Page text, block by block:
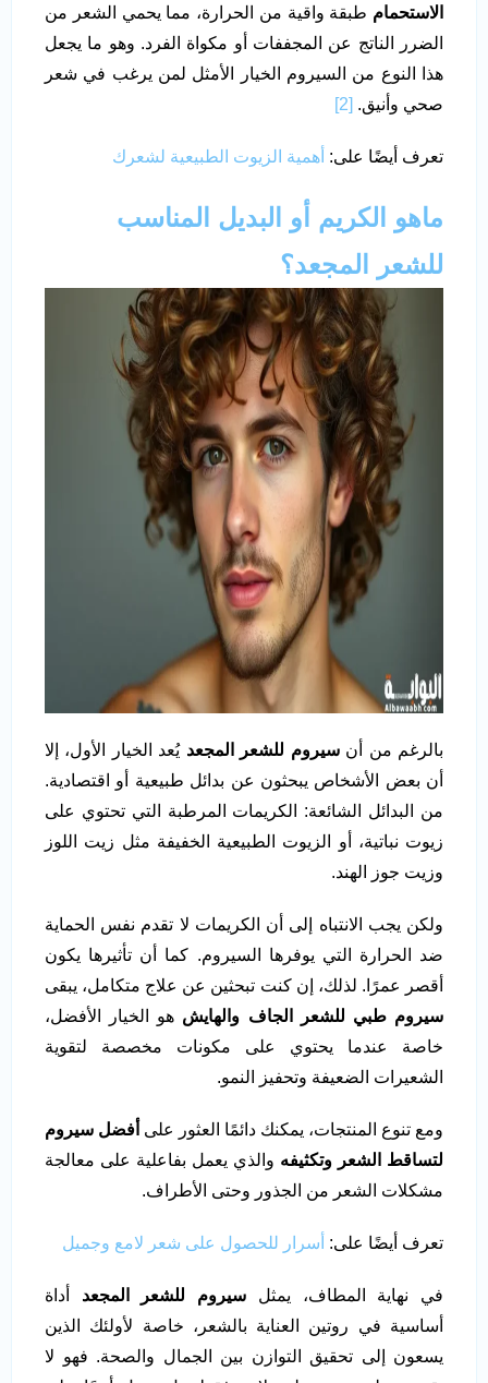
الاستحمام طبقة واقية من الحرارة، مما يحمي الشعر من
الضرر الناتج عن المجففات أو مكواة الفرد. وهو ما يجعل
هذا النوع من السيروم الخيار الأمثل لمن يرغب في شعر
صحي وأنيق. [2]
تعرف أيضًا على: أهمية الزيوت الطبيعية لشعرك
ماهو الكريم أو البديل المناسب
للشعر المجعد؟
بالرغم من أنسيروم للشعر المجعد يُعد الخيار الأول، إلا
أن بعض الأشخاص يبحثون عن بدائل طبيعية أو اقتصادية.
من البدائل الشائعة: الكريمات المرطبة التي تحتوي على
زيوت نباتية، أو الزيوت الطبيعية الخفيفة مثل زيت اللوز
وزيت جوز الهند.
ولكن يجب الانتباه إلى أن الكريمات لا تقدم نفس الحماية
ضد الحرارة التي يوفرها السيروم. كما أن تأثيرها يكون
أقصر عمرًا. لذلك، إن كنت تبحثين عن علاج متكامل، يبقى
سيروم طبي للشعر الجاف والهايش هو الخيار الأفضل،
خاصة عندما يحتوي على مكونات مخصصة لتقوية
الشعيرات الضعيفة وتحفيز النمو.
ومع تنوع المنتجات، يمكنك دائمًا العثور على أفضل سيروم
لتساقط الشعر وتكثيفه والذي يعمل بفاعلية على معالجة
مشكلات الشعر من الجذور وحتى الأطراف.
تعرف أيضًا على: أسرار للحصول على شعر لامع وجميل
في نهاية المطاف، يمثل سيروم للشعر المجعد أداة
أساسية في روتين العناية بالشعر، خاصة لأولئك الذين
يسعون إلى تحقيق التوازن بين الجمال والصحة. فهو لا